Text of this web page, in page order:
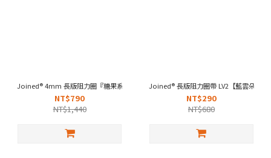
Joined® 4mm 長版阻力圈『糖果系』【LV1, LV2, Lv3 三件組】
NT$790
NT$1,440
Joined® 長版阻力圈帶 LV2【藍雲朵】
NT$290
NT$680